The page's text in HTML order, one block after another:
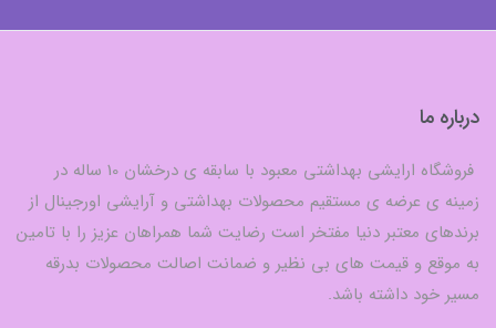
درباره ما
فروشگاه ارایشی بهداشتی معبود با سابقه ی درخشان 10 ساله در
زمینه ی عرضه ی مستقیم محصولات بهداشتی و آرایشی اورجینال از
برندهای معتبر دنیا مفتخر است رضایت شما همراهان عزیز را با تامین
به موقع و قیمت های بی نظیر و ضمانت اصالت محصولات بدرقه
مسیر خود داشته باشد.